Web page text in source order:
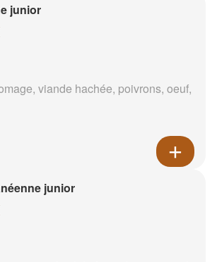
junior
viande hachée, poivrons, oeuf,
junior